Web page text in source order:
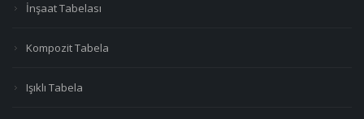
İnşaat Tabelası
Kompozit Tabela
Işıklı Tabela